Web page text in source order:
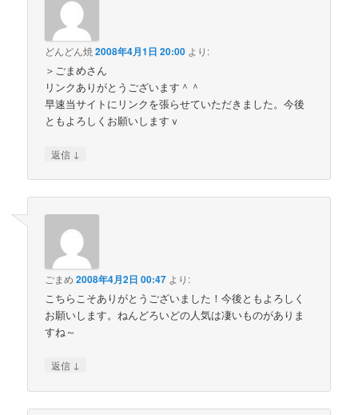
どんどん焼2008年4月1日 20:00 より:
＞ごまめさん
リンクありがとうございます＾＾
早速当サイトにリンクを張らせていただきました。今後
ともよろしくお願いしますｖ
返信 ↓
ごまめ 2008年4月2日 00:47 より:
こちらこそありがとうございました！今後ともよろしく
お願いします。ねんどろいどの人気は凄いものがありま
すね～
返信 ↓